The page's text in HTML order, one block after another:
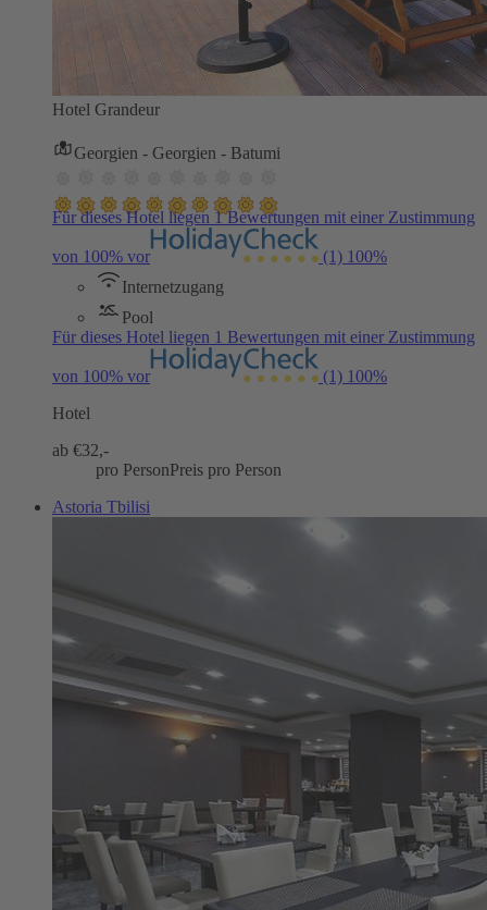
Hotel Grandeur
Georgien - Georgien - Batumi
Für dieses Hotel liegen 1 Bewertungen mit einer Zustimmung
von 100% vor (1) 100%
Internetzugang
Pool
Für dieses Hotel liegen 1 Bewertungen mit einer Zustimmung
von 100% vor (1) 100%
Hotel
ab €32,-
pro PersonPreis pro Person
Astoria Tbilisi